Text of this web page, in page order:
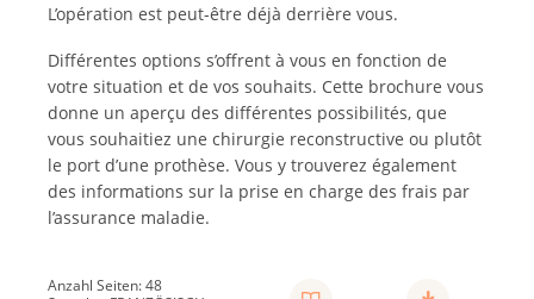
L’opération est peut-être déjà derrière vous.
Différentes options s’offrent à vous en fonction de
votre situation et de vos souhaits. Cette brochure vous
donne un aperçu des différentes possibilités, que
vous souhaitiez une chirurgie reconstructive ou plutôt
le port d’une prothèse. Vous y trouverez également
des informations sur la prise en charge des frais par
l’assurance maladie.
Anzahl Seiten: 48